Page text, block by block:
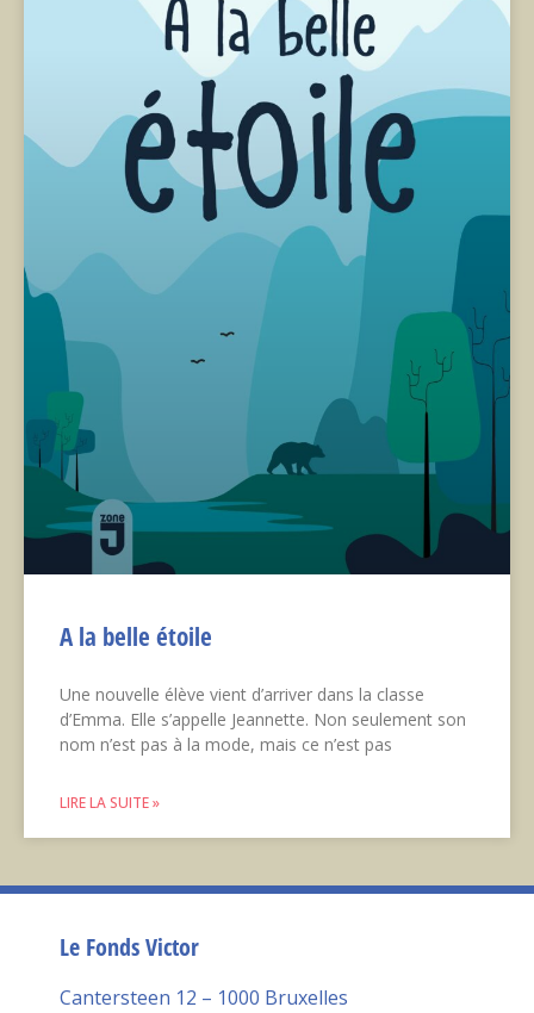
A la belle étoile
Une nouvelle élève vient d’arriver dans la classe
d’Emma. Elle s’appelle Jeannette. Non seulement son
nom n’est pas à la mode, mais ce n’est pas
LIRE LA SUITE »
Le Fonds Victor
Cantersteen 12 – 1000 Bruxelles